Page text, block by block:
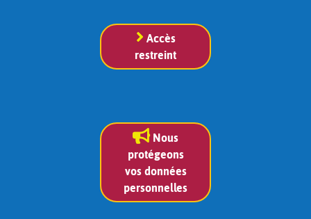
Accès
restreint
Nous
protégeons
vos données
personnelles